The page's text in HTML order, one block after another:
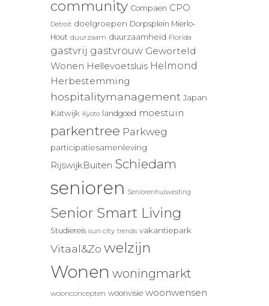
community Compaen CPO
Detroit doelgroepen Dorpsplein Mierlo-
Hout duurzaam duurzaamheid Florida
gastvrij gastvrouw Geworteld
Wonen Hellevoetsluis Helmond
Herbestemming
hospitalitymanagement Japan
Katwijk Kyoto landgoed moestuin
parkentree Parkweg
participatiesamenleving
RijswijkBuiten Schiedam
senioren Seniorenhuisvesting
Senior Smart Living
Studiereis sun city trends vakantiepark
Vitaal&Zo welzijn
Wonen woningmarkt
woonconcepten woonvisie woonwensen